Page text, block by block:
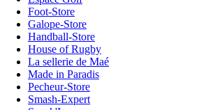
Foot-Store
Galope-Store
Handball-Store
House of Rugby
La sellerie de Maé
Made in Paradis
Pecheur-Store
Smash-Expert